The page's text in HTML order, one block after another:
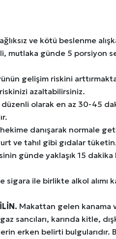
ve kötü beslenme
mutlaka günde 5 porsiyon
gelişim riskini
azaltabilirsiniz.
düzenli olarak en az 30-45
danışarak normale
ve tahıl gibi gıdalar
günde yaklaşık 15 dakika
sigara ile birlikte alkol alımı
Makattan gelen kanama
sancıları, karında kitle,
erken belirti bulgularıdır.